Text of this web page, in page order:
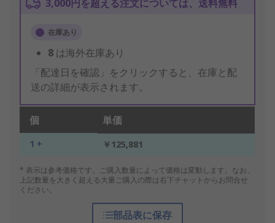
3,000円を超える注文については、送料無料
在庫あり
8 は海外在庫あり
「配達日を確認」をクリックすると、在庫と配
送の詳細が表示されます。
個 単価
1 + ￥125,881
* 表示は参考価格です。ご購入数量によって価格は変動します。なお、
上記数量を大きく超える大量ご購入の際は右下チャットからお問合せ
ください。
部品表に保存